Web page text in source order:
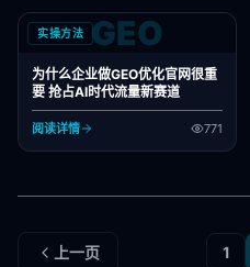
实操方法 GEO
为什么企业做GEO优化官网很重
要 抢占AI时代流量新赛道
阅读详情 771
上一页 1